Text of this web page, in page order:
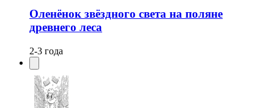
Оленёнок звёздного света на поляне
древнего леса
2-3 года